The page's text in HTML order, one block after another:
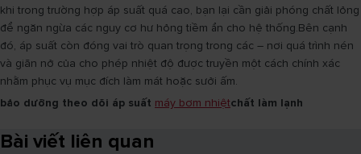
khi trong trường hợp áp suất quá cao, bạn lại cần giải phóng chất lỏng
để ngăn ngừa các nguy cơ hư hỏng tiềm ẩn cho hệ thống.Bên cạnh
đó, áp suất còn đóng vai trò quan trọng trong các – nơi quá trình nén
và giãn nở của cho phép nhiệt độ được truyền một cách chính xác
nhằm phục vụ mục đích làm mát hoặc sưởi ấm.
bảo dưỡng theo dõi áp suất máy bơm nhiệtchất làm lạnh
Bài viết liên quan